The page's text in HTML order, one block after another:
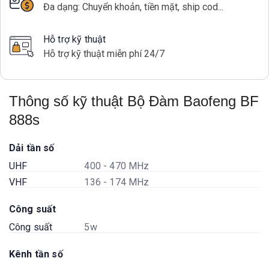
Đa dạng: Chuyển khoản, tiền mặt, ship cod...
Hỗ trợ kỹ thuật
Hỗ trợ kỹ thuật miễn phí 24/7
Thông số kỹ thuật Bộ Đàm Baofeng BF
888s
Dải tần số
UHF
400 - 470 MHz
VHF
136 - 174 MHz
Công suất
Công suất
5w
Kênh tần số